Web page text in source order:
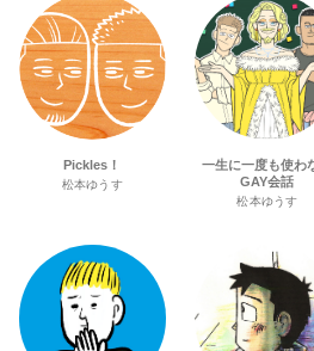
Pickles！
松本ゆうす
一生に一度も使わ
GAY会話
松本ゆうす